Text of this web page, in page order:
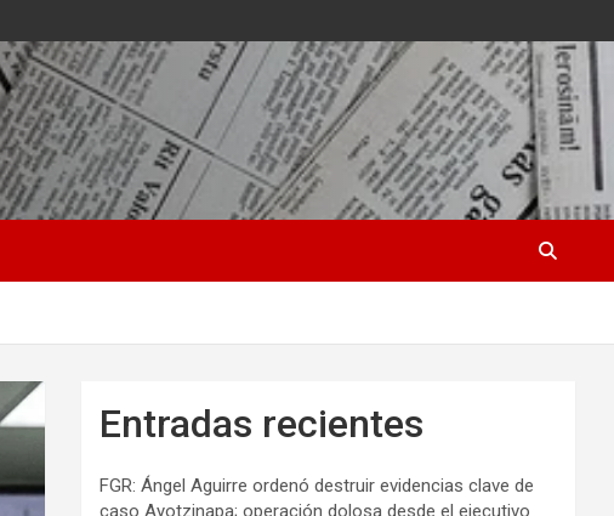
Entradas recientes
FGR: Ángel Aguirre ordenó destruir evidencias clave de
caso Ayotzinapa; operación dolosa desde el ejecutivo